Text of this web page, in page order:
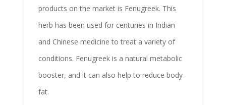
products on the market is Fenugreek. This
herb has been used for centuries in Indian
and Chinese medicine to treat a variety of
conditions. Fenugreek is a natural metabolic
booster, and it can also help to reduce body
fat.